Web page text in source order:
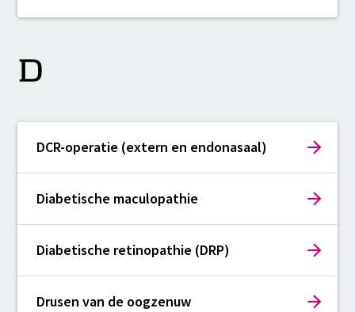
D
DCR-operatie (extern en endonasaal)
Diabetische maculopathie
Diabetische retinopathie (DRP)
Drusen van de oogzenuw